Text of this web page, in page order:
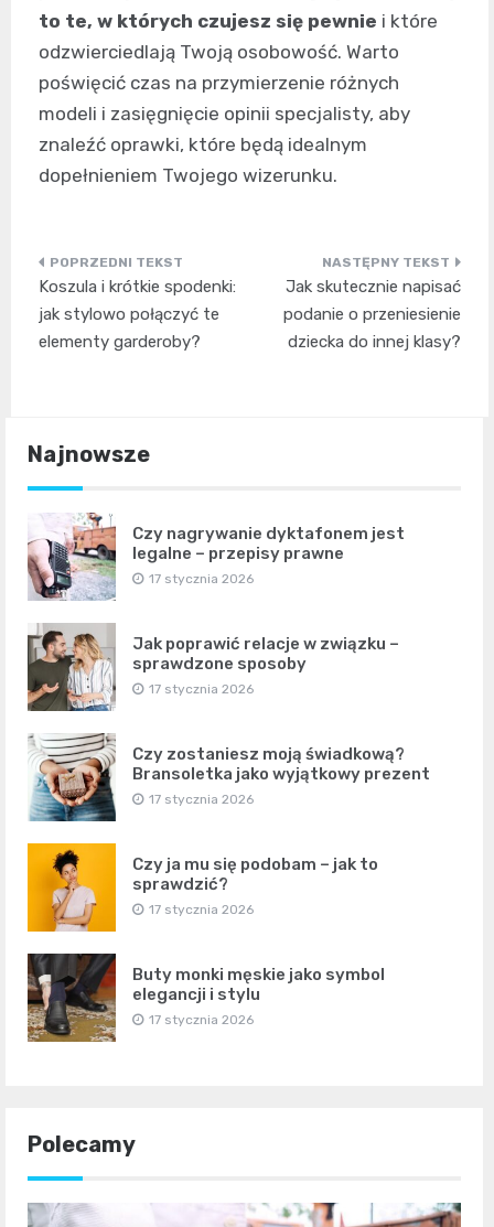
to te, w których czujesz się pewnie i które
odzwierciedlają Twoją osobowość. Warto
poświęcić czas na przymierzenie różnych
modeli i zasięgnięcie opinii specjalisty, aby
znaleźć oprawki, które będą idealnym
dopełnieniem Twojego wizerunku.
Nawigacja
wpisu
Koszula i krótkie spodenki:
jak stylowo połączyć te
elementy garderoby?
Jak skutecznie napisać
podanie o przeniesienie
dziecka do innej klasy?
Najnowsze
Czy nagrywanie dyktafonem jest
legalne – przepisy prawne
17 stycznia 2026
Jak poprawić relacje w związku –
sprawdzone sposoby
17 stycznia 2026
Czy zostaniesz moją świadkową?
Bransoletka jako wyjątkowy prezent
17 stycznia 2026
Czy ja mu się podobam – jak to
sprawdzić?
17 stycznia 2026
Buty monki męskie jako symbol
elegancji i stylu
17 stycznia 2026
Polecamy